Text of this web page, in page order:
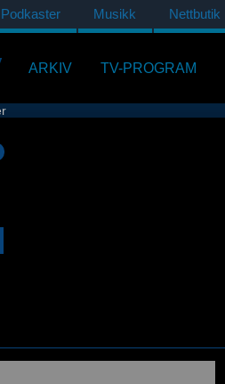
Podkaster Musikk Nettbutik
ARKIV TV-PROGRAM